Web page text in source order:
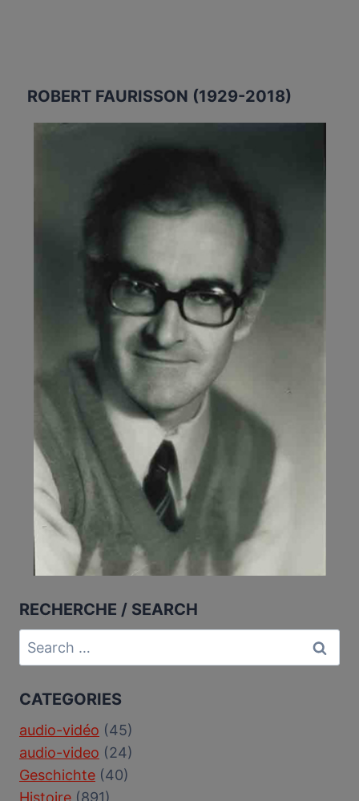
ROBERT FAURISSON (1929-2018)
RECHERCHE / SEARCH
Search
for:
CATEGORIES
audio-vidéo (45)
audio-video (24)
Geschichte (40)
Histoire (891)